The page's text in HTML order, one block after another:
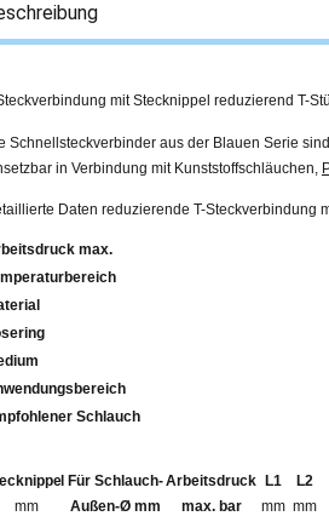
mit Stecknippel reduzierend T-
Schnellsteckverbinder aus der Blauen Serie
in Verbindung mit Kunststoffschläuchen,
Daten reduzierende T-Steckverbindung
max.
Schlauch
mm
Für Schlauch-
Außen-Ø mm
Arbeitsdruck
max. bar
L1
mm
L2
mm